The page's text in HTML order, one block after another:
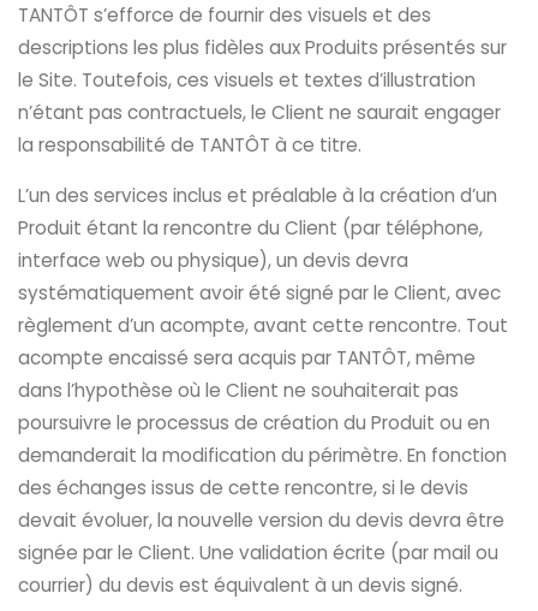
TANTÔT s’efforce de fournir des visuels et des
descriptions les plus fidèles aux Produits présentés sur
le Site. Toutefois, ces visuels et textes d’illustration
n’étant pas contractuels, le Client ne saurait engager
la responsabilité de TANTÔT à ce titre.
L’un des services inclus et préalable à la création d’un
Produit étant la rencontre du Client (par téléphone,
interface web ou physique), un devis devra
systématiquement avoir été signé par le Client, avec
règlement d’un acompte, avant cette rencontre. Tout
acompte encaissé sera acquis par TANTÔT, même
dans l’hypothèse où le Client ne souhaiterait pas
poursuivre le processus de création du Produit ou en
demanderait la modification du périmètre. En fonction
des échanges issus de cette rencontre, si le devis
devait évoluer, la nouvelle version du devis devra être
signée par le Client. Une validation écrite (par mail ou
courrier) du devis est équivalent à un devis signé.